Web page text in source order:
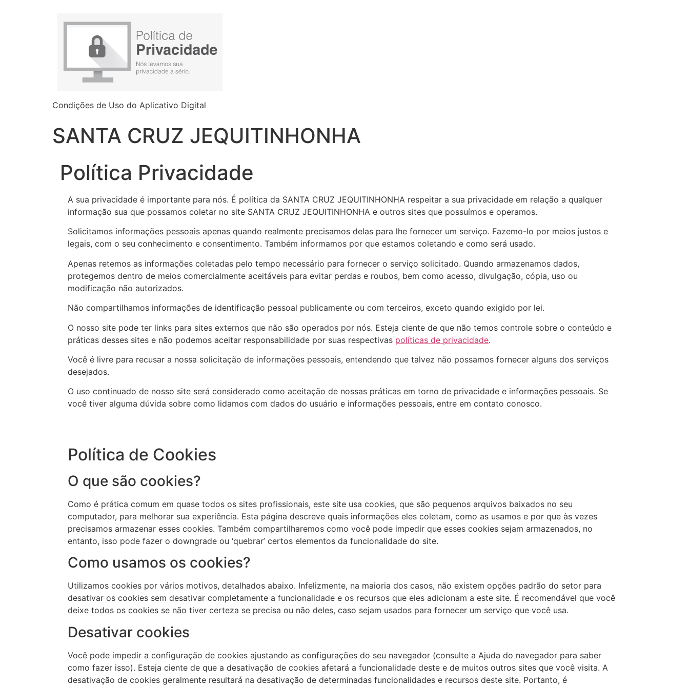
Condições de Uso do Aplicativo Digital
SANTA CRUZ JEQUITINHONHA
Política Privacidade
A sua privacidade é importante para nós. É política da SANTA CRUZ JEQUITINHONHA respeitar a sua privacidade em relação a qualquer
informação sua que possamos coletar no site SANTA CRUZ JEQUITINHONHA e outros sites que possuímos e operamos.
Solicitamos informações pessoais apenas quando realmente precisamos delas para lhe fornecer um serviço. Fazemo-lo por meios justos e
legais, com o seu conhecimento e consentimento. Também informamos por que estamos coletando e como será usado.
Apenas retemos as informações coletadas pelo tempo necessário para fornecer o serviço solicitado. Quando armazenamos dados,
protegemos dentro de meios comercialmente aceitáveis para evitar perdas e roubos, bem como acesso, divulgação, cópia, uso ou
modificação não autorizados.
Não compartilhamos informações de identificação pessoal publicamente ou com terceiros, exceto quando exigido por lei.
O nosso site pode ter links para sites externos que não são operados por nós. Esteja ciente de que não temos controle sobre o conteúdo e
práticas desses sites e não podemos aceitar responsabilidade por suas respectivas políticas de privacidade.
Você é livre para recusar a nossa solicitação de informações pessoais, entendendo que talvez não possamos fornecer alguns dos serviços
desejados.
O uso continuado de nosso site será considerado como aceitação de nossas práticas em torno de privacidade e informações pessoais. Se
você tiver alguma dúvida sobre como lidamos com dados do usuário e informações pessoais, entre em contato conosco.
Política de Cookies
O que são cookies?
Como é prática comum em quase todos os sites profissionais, este site usa cookies, que são pequenos arquivos baixados no seu
computador, para melhorar sua experiência. Esta página descreve quais informações eles coletam, como as usamos e por que às vezes
precisamos armazenar esses cookies. Também compartilharemos como você pode impedir que esses cookies sejam armazenados, no
entanto, isso pode fazer o downgrade ou ‘quebrar’ certos elementos da funcionalidade do site.
Como usamos os cookies?
Utilizamos cookies por vários motivos, detalhados abaixo. Infelizmente, na maioria dos casos, não existem opções padrão do setor para
desativar os cookies sem desativar completamente a funcionalidade e os recursos que eles adicionam a este site. É recomendável que você
deixe todos os cookies se não tiver certeza se precisa ou não deles, caso sejam usados para fornecer um serviço que você usa.
Desativar cookies
Você pode impedir a configuração de cookies ajustando as configurações do seu navegador (consulte a Ajuda do navegador para saber
como fazer isso). Esteja ciente de que a desativação de cookies afetará a funcionalidade deste e de muitos outros sites que você visita. A
desativação de cookies geralmente resultará na desativação de determinadas funcionalidades e recursos deste site. Portanto, é